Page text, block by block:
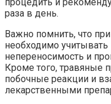
раза в день.
Важно помнить, что
необходимо
непереносимость и
Кроме того, травяные
побочные реакции и
лекарственными